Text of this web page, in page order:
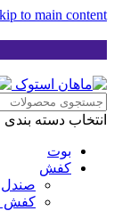
to main content
انتخاب دسته بندی
بوت
کفش
صندل
کفش